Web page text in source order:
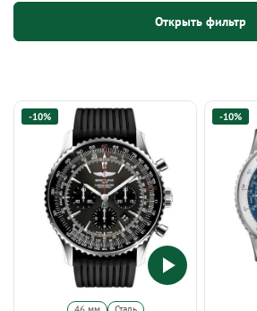
Открыть фильтр
-10% -10%